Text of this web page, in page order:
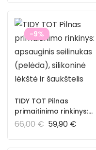
-9%
TIDY TOT Pilnas
primaitinimo rinkinys:
apsauginis seilinukas
66,00€ 59,90 €